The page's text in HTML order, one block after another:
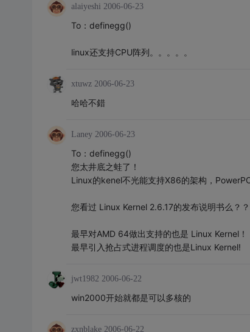
alaiyeshi 2006-06-23
To：definegg()
linux还支持CPU阵列。。。。。
xtuwz 2006-06-23
哈哈不錯
Laney 2006-06-23
To：definegg()
您太井底之蛙了！
Linux的kenel不光能支持X86的架构，
您看过 Linux Kernel 2.6.17的发布说明书么？？
最早对AMD 64做出支持的也是 Linux Kernel！
最早引入抢占式进程调度的也是Linux Kernel!
jwt1982 2006-06-22
win2000开始就都是可以多核的
zxnblake 2006-06-22